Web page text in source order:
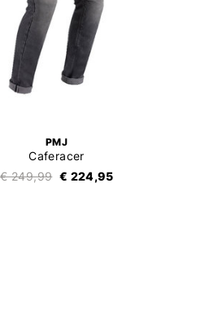
PMJ
Caferacer
€ 249,99 € 224,95